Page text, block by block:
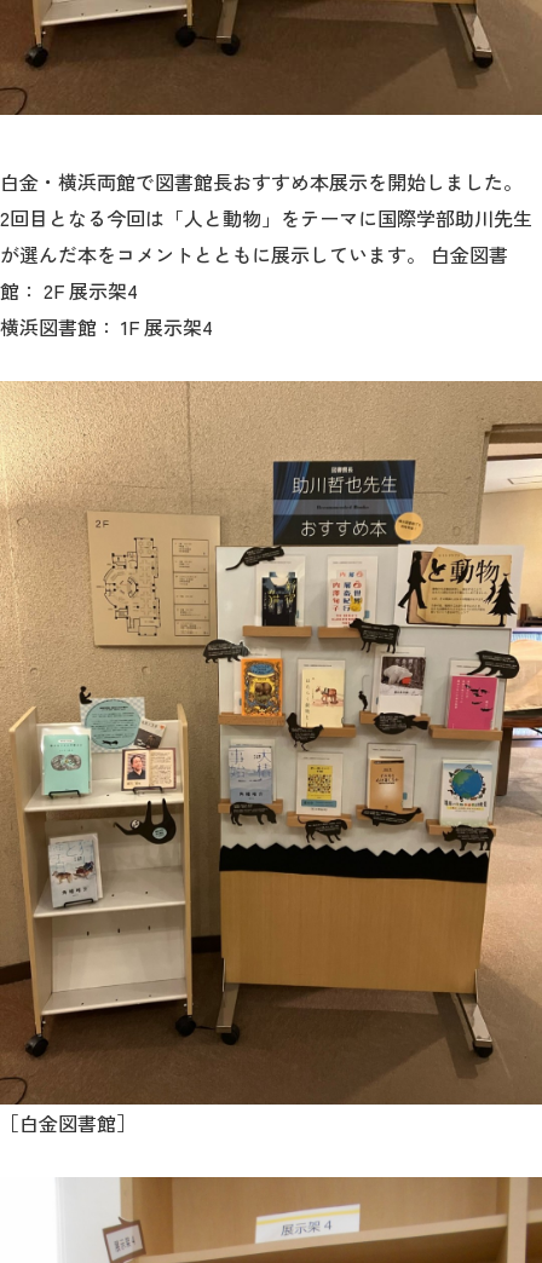
入試情報サイト
2026年9月入学者向け 新入生サイト
MGグッズ オンラインショップ
（外部サイト）
アクセス
キャンパス
案内
お問合わせ 取材・撮影 資料請求
白金・横浜両館で図書館長おすすめ本展示を開始しました。
2回目となる今回は「人と動物」をテーマに国際学部助川先生
が選んだ本をコメントとともに展示しています。 白金図書
館： 2F 展示架4
横浜図書館： 1F 展示架4
［白金図書館］